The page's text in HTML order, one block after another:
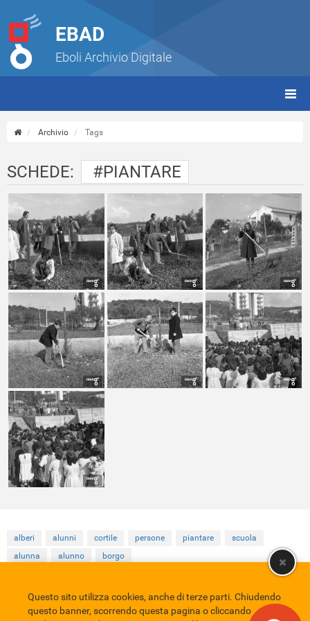
EBAD
Eboli Archivio Digitale
Archivio Tags
SCHEDE: #PIANTARE
alberi alunni cortile persone piantare
scuola
alunna
alunno borgo
Comune di Eboli Servizio Bibliotecario Nazionale
Privacy policy
Questo sito utilizza cookies, anche di terze parti. Chiudendo
questo banner, scorrendo questa pagina o cliccando